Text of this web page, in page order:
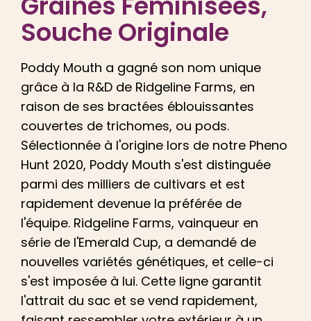
Français
de
Souche Originale
Poddy Mouth a gagné son nom unique
grâce à la R&D de Ridgeline Farms, en
raison de ses bractées éblouissantes
couvertes de trichomes, ou pods.
Sélectionnée à l'origine lors de notre Pheno
Hunt 2020, Poddy Mouth s'est distinguée
parmi des milliers de cultivars et est
rapidement devenue la préférée de
l'équipe. Ridgeline Farms, vainqueur en
série de l'Emerald Cup, a demandé de
nouvelles variétés génétiques, et celle-ci
s'est imposée à lui. Cette ligne garantit
l'attrait du sac et se vend rapidement,